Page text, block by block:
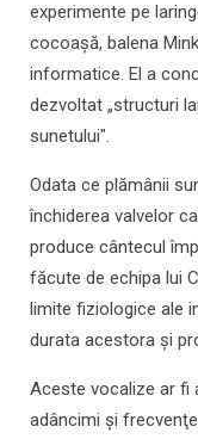
experimente pe
cocoaşă, balena
informatice. El a
dezvoltat „structuri
sunetului".
Odata ce plămânii
închiderea valvelor
produce cântecul
făcute de echipa lui
limite fiziologice ale
durata acestora şi
Aceste vocalize ar fi
adâncimi şi